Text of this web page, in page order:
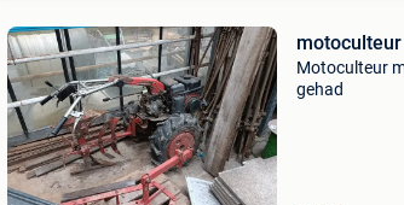
motoculteur
Motoculteur
gehad